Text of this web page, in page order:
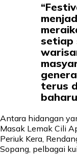
setiap
terus
Antara hidangan
Masak Lemak Cili
Periuk Kera,
Sopang, pelbagai